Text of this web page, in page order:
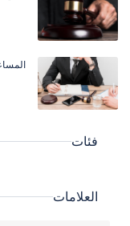
فئات
العلامات